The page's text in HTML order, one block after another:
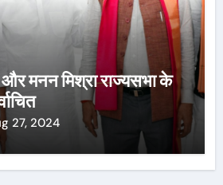
मनन मिश्रा राज्यसभा के
27, 2024